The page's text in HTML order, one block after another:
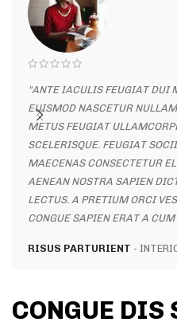
"ANTE IACULIS FEUGIAT DUI
EUISMOD NASCETUR
METUS FEUGIAT
SCELERISQUE. FEUGIAT
MAECENAS CONSECTETUR
AENEAN NOSTRA SAPIEN
LECTUS. A PRETIUM ORCI
CONGUE SAPIEN ERAT A
RISUS PARTURIENT
CONGUE DIS